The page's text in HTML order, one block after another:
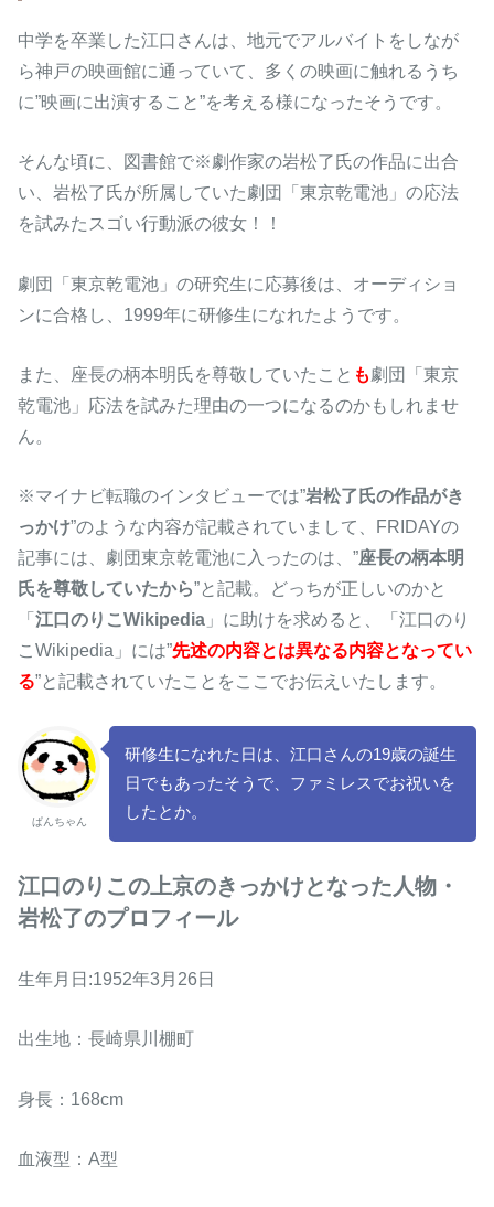
中学を卒業した江口さんは、地元でアルバイトをしなが
ら神戸の映画館に通っていて、多くの映画に触れるうち
に”映画に出演すること”を考える様になったそうです。
そんな頃に、図書館で※劇作家の岩松了氏の作品に出合
い、岩松了氏が所属していた劇団「東京乾電池」の応法
を試みたスゴい行動派の彼女！！
劇団「東京乾電池」の研究生に応募後は、オーディショ
ンに合格し、1999年に研修生になれたようです。
また、座長の柄本明氏を尊敬していたこと も劇団「東京
乾電池」応法を試みた理由の一つになるのかもしれませ
ん。
※マイナビ転職のインタビューでは”岩松了氏の作品がき
っかけ”のような内容が記載されていまして、FRIDAYの
記事には、劇団東京乾電池に入ったのは、”座長の柄本明
氏を尊敬していたから”と記載。どっちが正しいのかと
「江口のりこWikipedia 」に助けを求めると、「江口のり
こWikipedia」には”先述の内容とは異なる内容となってい
る”と記載されていたことをここでお伝えいたします。
ぱんちゃん
研修生になれた日は、江口さんの19歳の誕生
日でもあったそうで、ファミレスでお祝いを
したとか。
江口のりこの上京のきっかけとなった人物・
岩松了のプロフィール
生年月日:1952年3月26日
出生地：長崎県川棚町
身長：168cm
血液型：A型